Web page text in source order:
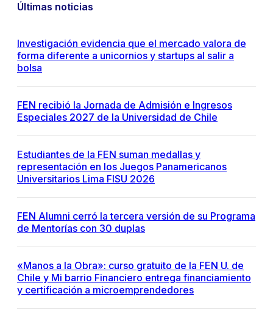
Últimas noticias
Investigación evidencia que el mercado valora de
forma diferente a unicornios y startups al salir a
bolsa
FEN recibió la Jornada de Admisión e Ingresos
Especiales 2027 de la Universidad de Chile
Estudiantes de la FEN suman medallas y
representación en los Juegos Panamericanos
Universitarios Lima FISU 2026
FEN Alumni cerró la tercera versión de su Programa
de Mentorías con 30 duplas
«Manos a la Obra»: curso gratuito de la FEN U. de
Chile y Mi barrio Financiero entrega financiamiento
y certificación a microemprendedores